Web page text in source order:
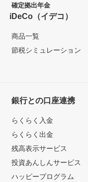
確定拠出年金
iDeCo（イデコ）
商品一覧
節税シミュレーション
銀行との口座連携
らくらく入金
らくらく出金
残高表示サービス
投資あんしんサービス
ハッピープログラム